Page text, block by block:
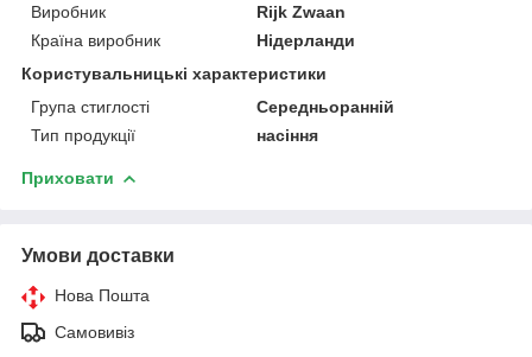
Виробник
Rijk Zwaan
Країна виробник
Нідерланди
Користувальницькі характеристики
Група стиглості
Середньоранній
Тип продукції
насіння
Приховати
Умови доставки
Нова Пошта
Самовивіз